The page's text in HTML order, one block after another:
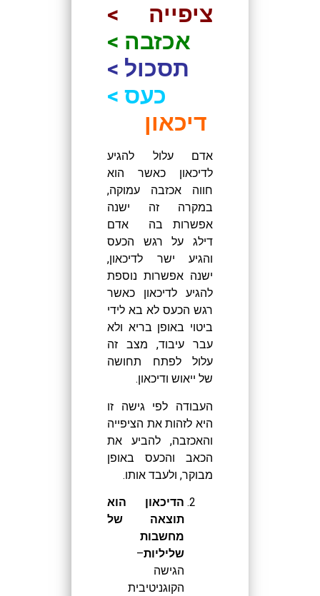
ציפייה >
אכזבה >
תסכול >
כעס >
דיכאון
אדם עלול להגיע
לדיכאון כאשר הוא
חווה אכזבה עמוקה,
במקרה זה ישנה
אפשרות בה אדם
דילג על רגש הכעס
והגיע ישר לדיכאון,
ישנה אפשרות נוספת
להגיע לדיכאון כאשר
רגש הכעס לא בא לידי
ביטוי באופן בריא ולא
עבר עיבוד, מצב זה
עלול לפתח תחושה
של ייאוש ודיכאון.
העבודה לפי גישה זו
היא לזהות את הציפייה
והאכזבה, להביע את
הכאב והכעס באופן
מבוקר, ולעבד אותו.
הדיכאון הוא
תוצאה של
מחשבות
שליליות–
הגישה
הקוגניטיבית